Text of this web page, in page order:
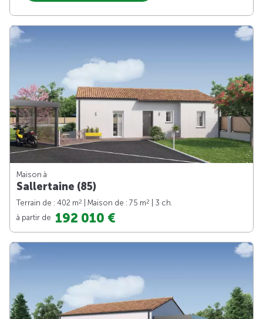
Maison à
Sallertaine (85)
Terrain de : 402 m2 | Maison de : 75 m2
| 3 ch.
à partir de 192 010 €